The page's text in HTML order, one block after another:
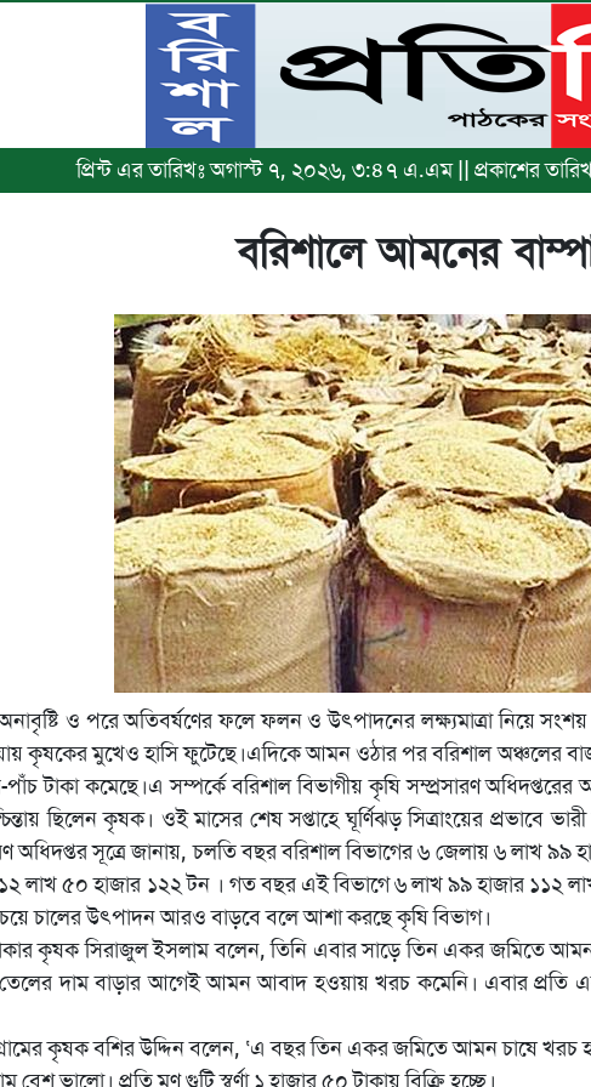
প্রিন্ট এর তারিখঃ অগাস্ট ৭, ২০২৬, ৩:৪৭ এ.এম || প্রকাশের
বরিশালে আমনের
ও পরে অতিবর্ষণের ফলে ফলন ও উৎপাদনের লক্ষ্যমাত্রা নিয়ে
কৃষকের মুখেও হাসি ফুটেছে।এদিকে আমন ওঠার পর বরিশাল অঞ্চলের
পাঁচ টাকা কমেছে।এ সম্পর্কে বরিশাল বিভাগীয় কৃষি সম্প্রসারণ
ছিলেন কৃষক। ওই মাসের শেষ সপ্তাহে ঘূর্ণিঝড় সিত্রাংয়ের প্রভাবে
অধিদপ্তর সূত্রে জানায়, চলতি বছর বরিশাল বিভাগের ৬ জেলায় ৬ লাখ
লাখ ৫০ হাজার ১২২ টন । গত বছর এই বিভাগে ৬ লাখ ৯৯ হাজার ১১২
চালের উৎপাদন আরও বাড়বে বলে আশা করছে কৃষি বিভাগ।
কৃষক সিরাজুল ইসলাম বলেন, তিনি এবার সাড়ে তিন একর জমিতে
তেলের দাম বাড়ার আগেই আমন আবাদ হওয়ায় খরচ কমেনি। এবার
কৃষক বশির উদ্দিন বলেন, ‘এ বছর তিন একর জমিতে আমন চাষে খরচ
ভালো। প্রতি মণ গুটি স্বর্ণা ১ হাজার ৫০ টাকায় বিক্রি হচ্ছে।